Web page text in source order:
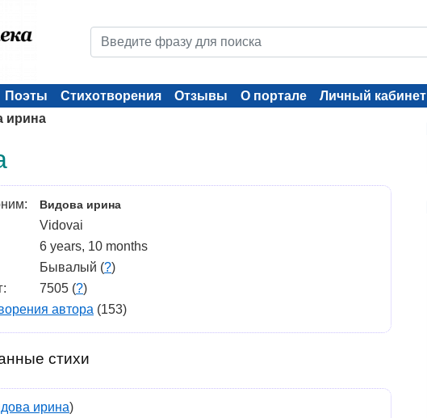
Поэты Стихотворения Отзывы О портале
Личный кабинет
ирина
Видова ирина
Vidovai
6 years, 10 months
Бывалый (?)
7505 (?)
автора (153)
стихи
ирина)